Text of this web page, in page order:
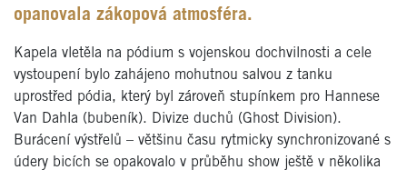
opanovala zákopová atmosféra.
Kapela vletěla na pódium s vojenskou dochvilnosti a cele
vystoupení bylo zahájeno mohutnou salvou z tanku
uprostřed pódia, který byl zároveň stupínkem pro Hannese
Van Dahla (bubeník). Divize duchů (Ghost Division).
Burácení výstřelů – většinu času rytmicky synchronizované s
údery bicích se opakovalo v průběhu show ještě v několika